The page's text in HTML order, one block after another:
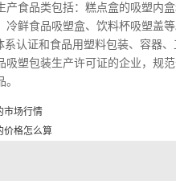
产食品类包括：糕点盒的吸塑内
冷鲜食品吸塑盒、饮料杯吸塑盖
认证和食品用塑料包装、容器
吸塑包装生产许可证的企业，规
市场行情
价格怎么算